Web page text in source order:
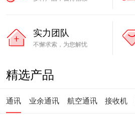
实力团队
不懈求索，为您解忧
精选产品
通讯 业余通讯 航空通讯 接收机